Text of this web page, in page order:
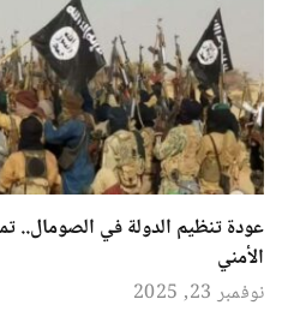
عودة تنظيم الدولة في الصومال..
الأمني
نوفمبر 23, 2025